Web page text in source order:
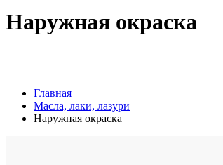
Наружная окраска
Главная
Масла, лаки, лазури
Наружная окраска